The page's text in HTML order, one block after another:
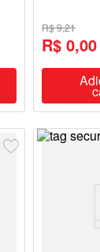
R$ 9,21
R$ 0,00